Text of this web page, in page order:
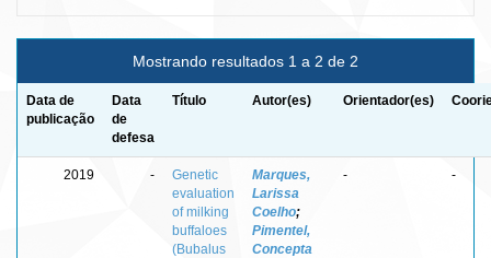
Mostrando resultados 1 a 2 de 2
Data de
publicação
Data
de
defesa
Título Autor(es) Orientador(es)
2019 -
Genetic
evaluation
of milking
buffaloes
(Bubalus
Marques,
Larissa
Coelho;
Pimentel,
Concepta
- -